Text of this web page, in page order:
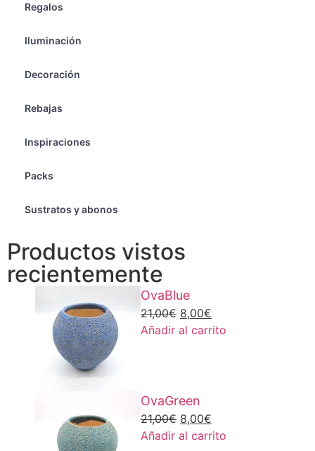
Regalos
Iluminación
Decoración
Rebajas
Inspiraciones
Packs
Sustratos y abonos
Productos vistos
recientemente
OvaBlue
21,00€ 8,00€
Añadir al carrito
OvaGreen
21,00€ 8,00€
Añadir al carrito